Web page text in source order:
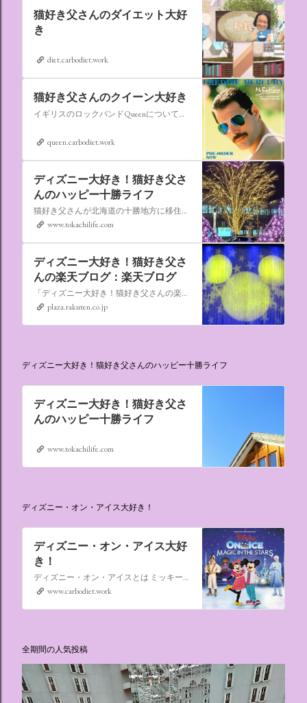
猫好き父さんのダイエット大好
き
diet.carbodiet.work
猫好き父さんのクイーン大好き
イギリスのロックバンドQueenについての情報をアップします。
queen.carbodiet.work
ディズニー大好き！猫好き父さ
んのハッピー十勝ライフ
猫好き父さんが北海道の十勝地方に移住しました。なれない北海道の暮らしについてお伝えします。
www.tokachilife.com
ディズニー大好き！猫好き父さ
んの楽天ブログ：楽天ブログ
「ディズニー大好き！猫好き父さんの楽天ブログ」にようこそ！ いろんなブログサービスが廃止になるなか満を持して楽天ブログをはじめようと思います。 よろしくお願いいたします。
plaza.rakuten.co.jp
ディズニー大好き！猫好き父さんのハッピー十勝ライフ
ディズニー大好き！猫好き父さ
んのハッピー十勝ライフ
www.tokachilife.com
ディズニー・オン・アイス大好き！
ディズニー・オン・アイス大好
き！
ディズニー・オン・アイスとは ミッキーマウスやミニーマウスをはじめ、たくさんのディズニーキャラクターが登場し、世代を超えて愛され続けている、氷の上のミュージカルショーです。
www.carbodiet.work
全期間の人気投稿